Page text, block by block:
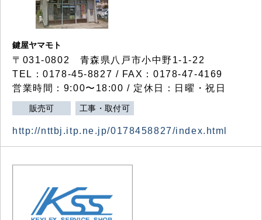
鍵屋ヤマモト
〒031-0802 青森県八戸市小中野1-1-22
TEL：0178-45-8827 / FAX：0178-47-4169
営業時間：9:00〜18:00 / 定休日：日曜・祝日
販売可 工事・取付可
http://nttbj.itp.ne.jp/0178458827/index.html